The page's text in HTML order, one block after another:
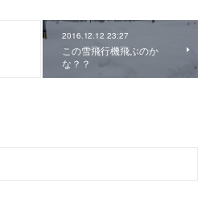
2016.12.12 23:27
この雪飛行機飛ぶのか
な？？